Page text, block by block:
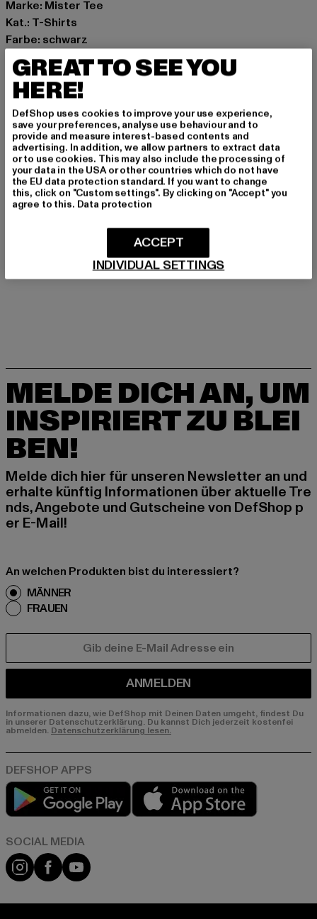
Marke: Mister Tee
Kat.: T-Shirts
Farbe: schwarz
Hersteller Farbe: black
Materialzusammensetzung: 100% Baumwolle
Art.Nr: MT4008-00007
Hersteller: TB International GmbH |info@tbint.de
Dr.-Robert-Murjahn-Straße 7 | 64372 Ober-Ramstadt |
DE
GRÖSSE & PASSFORM
LIEFERUNG & RÜCKGABE
MELDE DICH AN, UM
INSPIRIERT ZU BLEI
BEN!
Melde dich hier für unseren Newsletter an und
erhalte künftig Informationen über aktuelle Tre
nds, Angebote und Gutscheine von DefShop p
er E-Mail!
An welchen Produkten bist du interessiert?
MÄNNER
FRAUEN
ANMELDEN
Informationen dazu, wie DefShop mit Deinen Daten umgeht, findest Du
in unserer Datenschutzerklärung. Du kannst Dich jederzeit kostenfei
abmelden. Datenschutzerklärung lesen.
Play market
Instagram
FacebookYouTube
GREAT TO SEE YOU
HERE!
DefShop uses cookies to improve your use experience,
save your preferences, analyse use behaviour and to
provide and measure interest-based contents and
advertising. In addition, we allow partners to extract data
or to use cookies. This may also include the processing of
your data in the USA or other countries which do not have
the EU data protection standard. If you want to change
this, click on "Custom settings". By clicking on "Accept" you
agree to this. Data protection
INDIVIDUAL SETTINGS
ACCEPT